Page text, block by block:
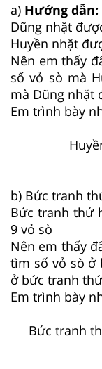
a) Hướng dẫn:
Dũng nhặt
Huyền nhặt
Nên em thấy
số vỏ sò mà
mà Dũng nhặt
Em trình bày
b) Bức tranh
Bức tranh thứ
9 vỏ sò
Nên em thấy
tìm số vỏ sò ở
ở bức tranh
Em trình bày
Bức tranh